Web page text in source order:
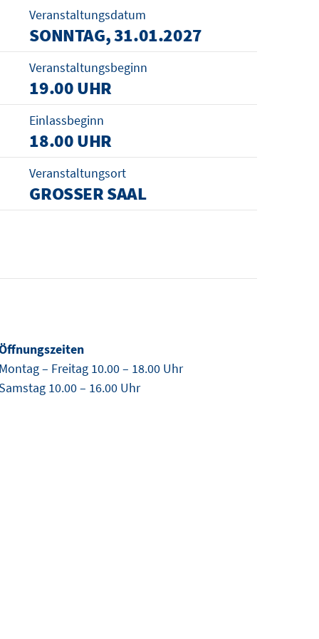
Veranstaltungsdatum
SONNTAG, 31.01.2027
Veranstaltungsbeginn
19.00 UHR
Einlassbeginn
18.00 UHR
Veranstaltungsort
GROSSER SAAL
– Freitag 10.00 – 18.00 Uhr
10.00 – 16.00 Uhr